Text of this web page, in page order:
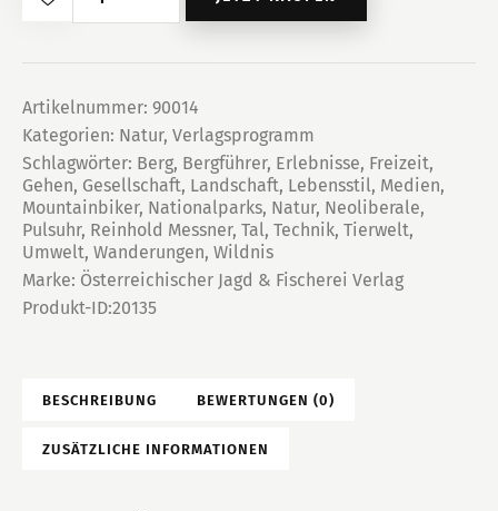
-
Berg
und
Tal
Menge
Artikelnummer: 90014
Kategorien: Natur, Verlagsprogramm
Schlagwörter: Berg, Bergführer, Erlebnisse, Freizeit,
Gehen, Gesellschaft, Landschaft, Lebensstil, Medien,
Mountainbiker, Nationalparks, Natur, Neoliberale,
Pulsuhr, Reinhold Messner, Tal, Technik, Tierwelt,
Umwelt, Wanderungen, Wildnis
Marke: Österreichischer Jagd & Fischerei Verlag
Produkt-ID:20135
BESCHREIBUNG BEWERTUNGEN (0)
ZUSÄTZLICHE INFORMATIONEN